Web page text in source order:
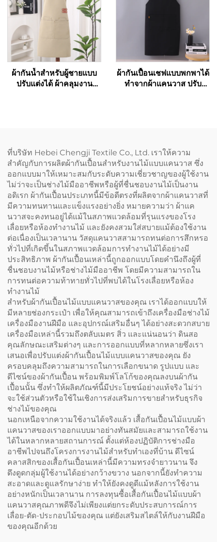
ผ้ากันน้ำสำหรับผู้ชายแบบ
ปรับแต่งได้ ผ้าคลุมงาน
ผ้ากันเปื้อนเชฟแบบพกพาได้
ทำจากผ้าแคนวาส ปรับ
ที่บริษัท Hebei Chengji Textile Co., Ltd. เราให้ความ
สำคัญกับการผลิตผ้ากันเปื้อนสำหรับงานไม้แบบแคนวาส ซึ่ง
ออกแบบมาให้เหมาะสมกับระดับความเชี่ยวชาญของผู้ใช้งาน
ไม่ว่าจะเป็นช่างไม้มืออาชีพหรือผู้ที่ชื่นชอบงานไม้เป็นงาน
อดิเรก ผ้ากันเปื้อนประเภทนี้มีข้อดีตรงที่ผลิตจากผ้าแคนวาสที่
มีความทนทานและแข็งแรงอย่างยิ่ง หมายความว่า ผ้าแค
นวาสจะคงทนอยู่ได้แม้ในสภาพแวดล้อมที่รุนแรงของโรง
เลื่อยหรือห้องทำงานไม้ และยังคงสวมใส่สบายแม้ต้องใช้งาน
ต่อเนื่องเป็นเวลานาน วัสดุแคนวาสสามารถทนต่อการสึกหรอ
ทั่วไปที่เกิดขึ้นในสภาพแวดล้อมการทำงานไม้ได้อย่างมี
ประสิทธิภาพ ผ้ากันเปื้อนเหล่านี้ถูกออกแบบโดยคำนึงถึงผู้ที่
ชื่นชอบงานไม้หรือช่างไม้มืออาชีพ โดยมีความสามารถใน
การทนต่อความท้าทายทั่วไปที่พบได้ในโรงเลื่อยหรือห้อง
ทำงานไม้
สำหรับผ้ากันเปื้อนไม้แบบแคนวาสของคุณ เราได้ออกแบบให้
มีหลายช่องกระเป๋า เพื่อให้คุณสามารถเข้าถึงเครื่องมือช่างไม้
เครื่องมืองานฝีมือ และอุปกรณ์เสริมอื่นๆ ได้อย่างสะดวกสบาย
เครื่องมือเหล่านี้รวมถึงตลับเมตร สิ่ว และแน่นอนว่า ดินสอ
คุณลักษณะเสริมต่างๆ และการออกแบบที่หลากหลายซึ่งเรา
เสนอเพื่อปรับแต่งผ้ากันเปื้อนไม้แบบแคนวาสของคุณ ยัง
ครอบคลุมถึงความสามารถในการเลือกขนาด รูปแบบ และ
ดีไซน์ของผ้ากันเปื้อน พร้อมพิมพ์โลโก้ของคุณลงบนผ้ากัน
เปื้อนนั้น ซึ่งทำให้ผลิตภัณฑ์นี้มีประโยชน์อย่างแท้จริง ไม่ว่า
จะใช้ส่วนตัวหรือใช้ในเชิงการส่งเสริมการขายสำหรับธุรกิจ
ช่างไม้ของคุณ
นอกเหนือจากความใช้งานได้จริงแล้ว เสื้อกันเปื้อนไม้แบบผ้า
แคนวาสของเราออกแบบมาอย่างทันสมัยและสามารถใช้งาน
ได้ในหลากหลายสถานการณ์ ตั้งแต่ห้องปฏิบัติการช่างมือ
อาชีพไปจนถึงโครงการงานไม้สำหรับทำเองที่บ้าน ดีไซน์
คลาสสิกของเสื้อกันเปื้อนเหล่านี้มีความทรงจำยาวนาน จึง
ดึงดูดกลุ่มผู้ใช้งานได้อย่างกว้างขวาง นอกจากนี้ยังทำความ
สะอาดและดูแลรักษาง่าย ทำให้ยังคงดูดีแม้หลังการใช้งาน
อย่างหนักเป็นเวลานาน การลงทุนซื้อเสื้อกันเปื้อนไม้แบบผ้า
แคนวาสคุณภาพดีจึงไม่เพียงแต่ยกระดับประสบการณ์การ
เลื่อย-ตัด-ประกอบไม้ของคุณ แต่ยังเสริมสไตล์ให้กับงานฝีมือ
ของคุณอีกด้วย